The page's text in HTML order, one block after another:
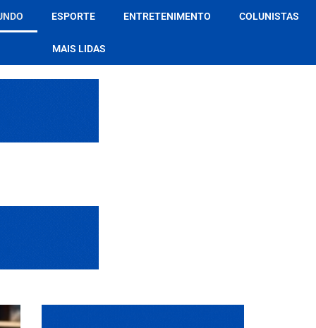
ESPORTE ENTRETENIMENTO COLUNISTAS
MAIS LIDAS